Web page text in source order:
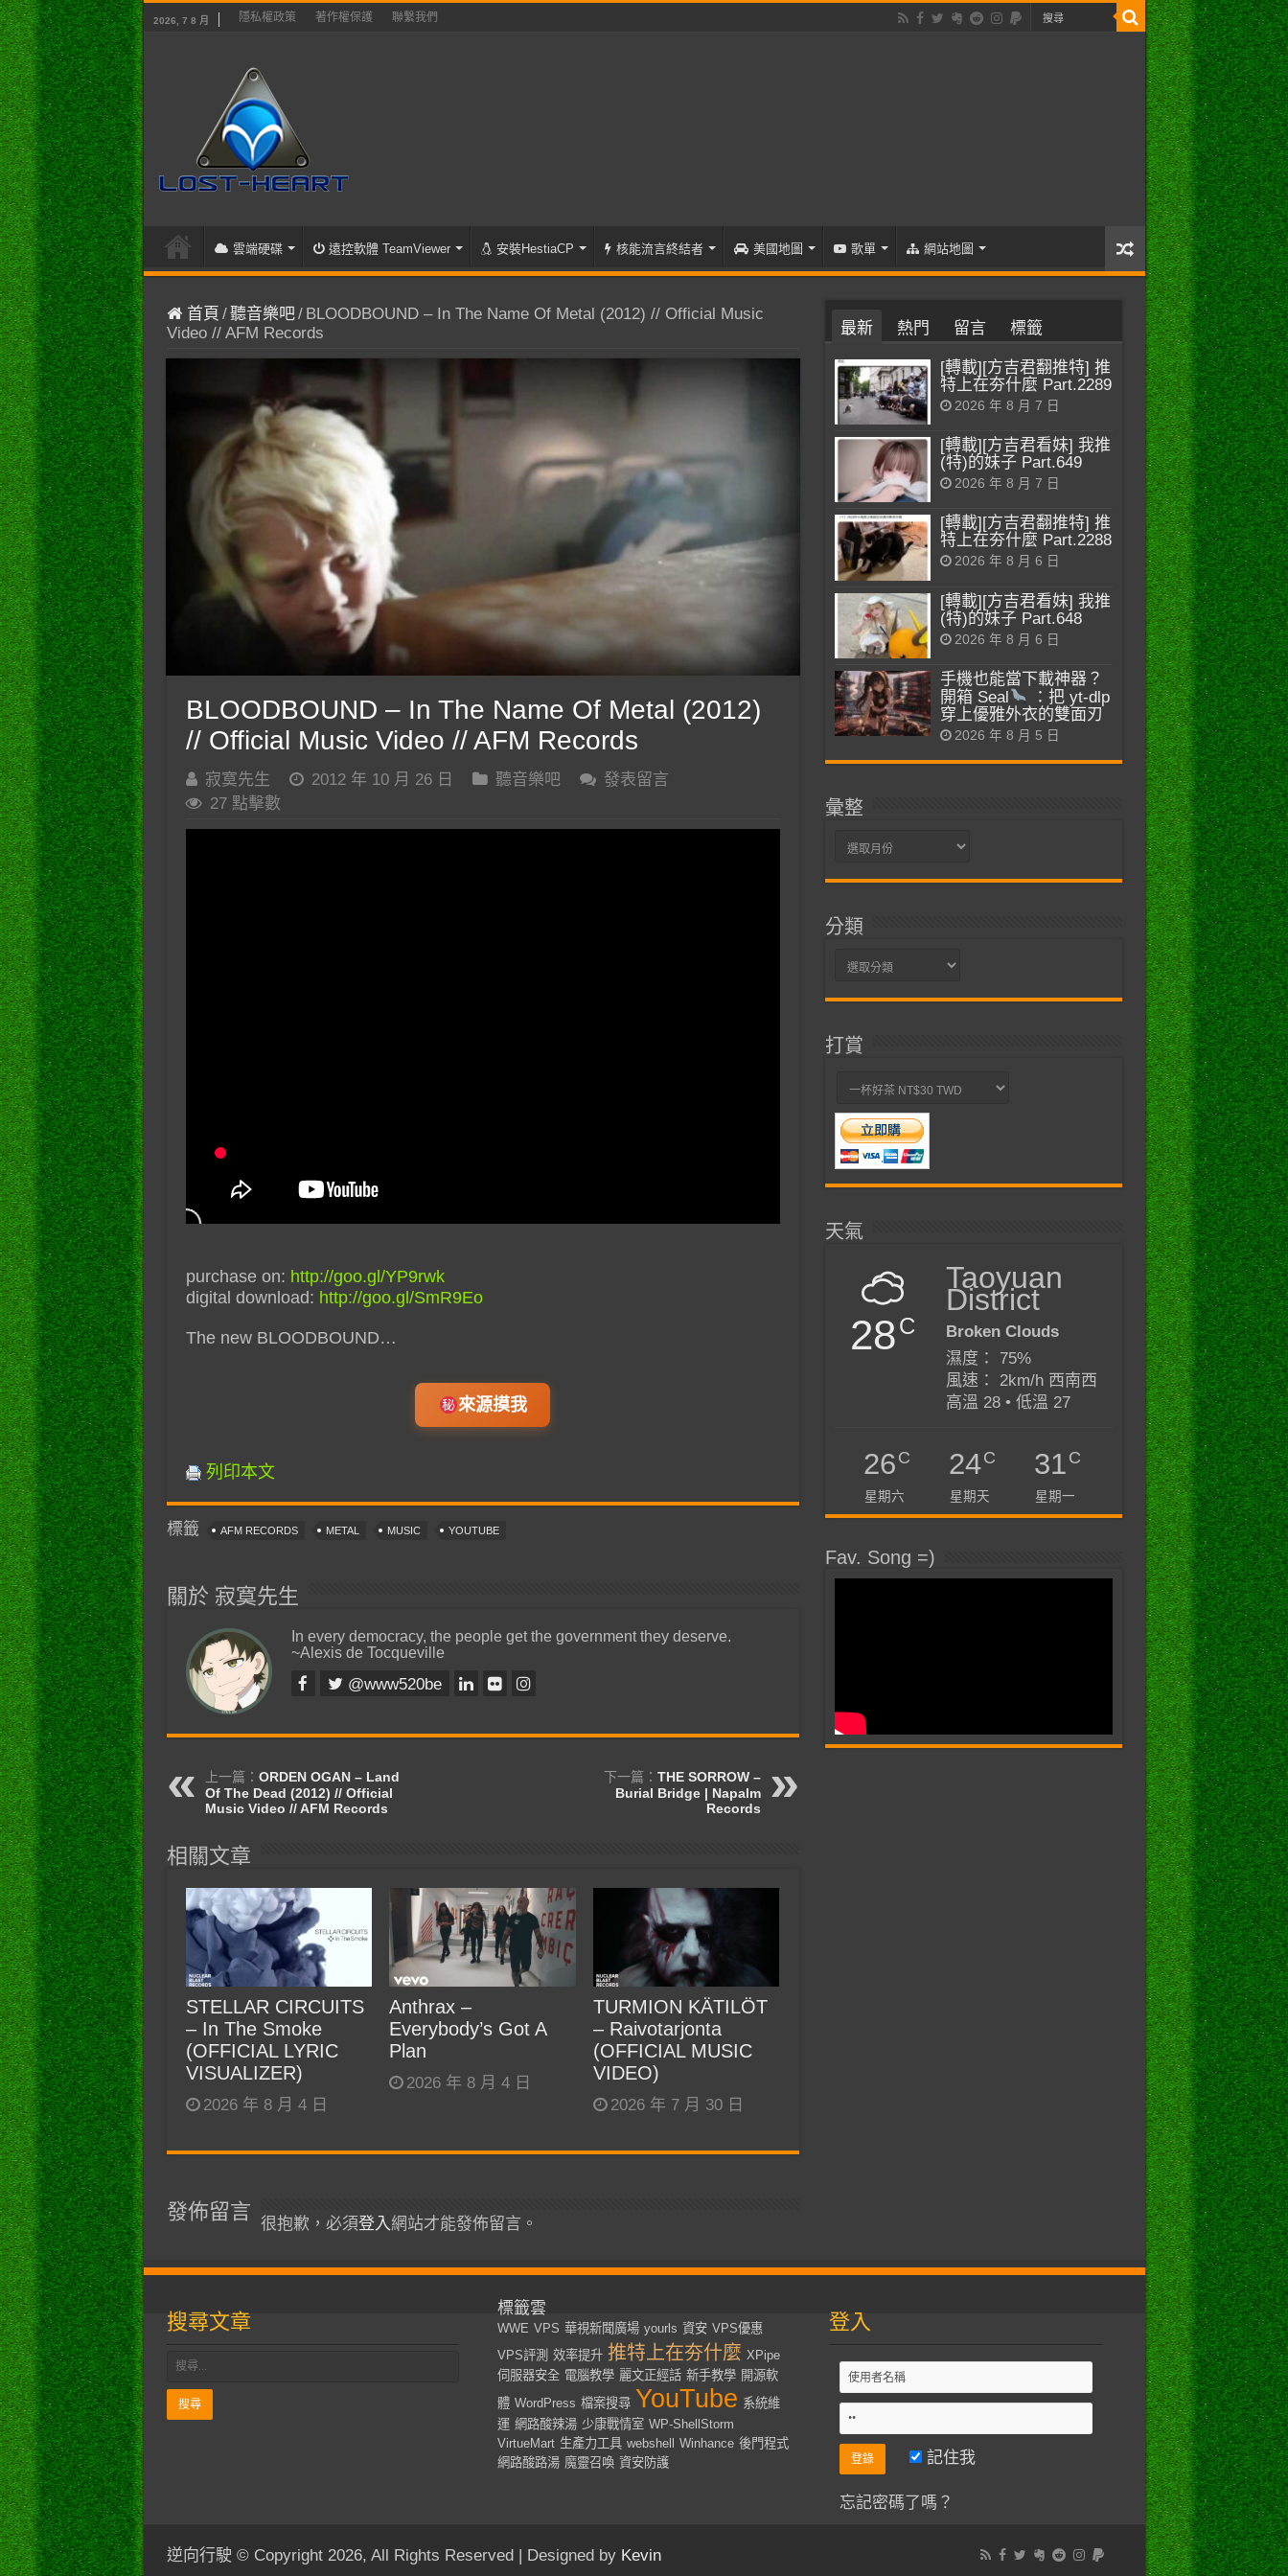
2026, 7 8 月 隱私權政策 著作權保護 聯繫我們
雲端硬碟 遠控軟體 TeamViewer 安裝HestiaCP 核能流言終結者 美國地圖 歌單 網站地圖
首頁 /聽音樂吧/ BLOODBOUND – In The Name Of Metal (2012) // Official Music
Video // AFM Records
BLOODBOUND – In The Name Of Metal (2012)
// Official Music Video // AFM Records
寂寞先生 2012 年 10 月 26 日 聽音樂吧
發表留言
27 點擊數
purchase on: http://goo.gl/YP9rwk
digital download: http://goo.gl/SmR9Eo
The new BLOODBOUND…
來源摸我
列印本文
標籤 AFM RECORDS METAL MUSIC YOUTUBE
關於 寂寞先生
In every democracy, the people get the government they deserve.
~Alexis de Tocqueville
@www520be
上一篇： ORDEN OGAN – Land
Of The Dead (2012) // Official
Music Video // AFM Records
下一篇： THE SORROW –
Burial Bridge | Napalm
Records
相關文章
STELLAR CIRCUITS
– In The Smoke
(OFFICIAL LYRIC
VISUALIZER)
2026 年 8 月 4 日
Anthrax –
Everybody’s Got A
Plan
2026 年 8 月 4 日
TURMION KÄTILÖT
– Raivotarjonta
(OFFICIAL MUSIC
VIDEO)
2026 年 7 月 30 日
發佈留言
很抱歉，必須登入網站才能發佈留言。
最新 熱門 留言 標籤
[轉載][方吉君翻推特] 推
特上在夯什麼 Part.2289
2026 年 8 月 7 日
[轉載][方吉君看妹] 我推
(特)的妹子 Part.649
2026 年 8 月 7 日
[轉載][方吉君翻推特] 推
特上在夯什麼 Part.2288
2026 年 8 月 6 日
[轉載][方吉君看妹] 我推
(特)的妹子 Part.648
2026 年 8 月 6 日
手機也能當下載神器？
開箱 Seal
：把 yt-dlp
穿上優雅外衣的雙面刃
2026 年 8 月 5 日
彙整
彙
分類
分
打賞
天氣
28C
Taoyuan
District
Broken Clouds
濕度： 75%
風速： 2km/h 西南西
高溫 28 • 低溫 27
26C
星期六
24C
星期天
31C
星期一
Fav. Song =)
搜尋文章
標籤雲
WWE VPS 華視新聞廣場 yourls 資安 VPS優惠
VPS評測 效率提升 推特上在夯什麼 XPipe
伺服器安全 電腦教學 麗文正經話 新手教學 開源軟
體 WordPress 檔案搜尋 YouTube 系統維
運 網路酸辣湯 少康戰情室 WP-ShellStorm
VirtueMart 生產力工具 webshell Winhance 後門程式
網路酸路湯 魔靈召喚 資安防護
登入
記住我
忘記密碼了嗎？
逆向行駛 © Copyright 2026, All Rights Reserved | Designed by Kevin